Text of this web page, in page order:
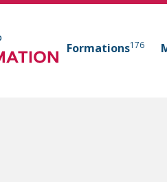
de formation continue à
Formations176